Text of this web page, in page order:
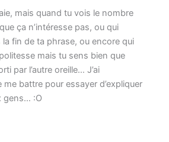
mais quand tu vois le nombre
ça n’intéresse pas, ou qui
la fin de ta phrase, ou encore qui
mais tu sens bien que
par l’autre oreille… J’ai
me battre pour essayer d’expliquer
gens… :O